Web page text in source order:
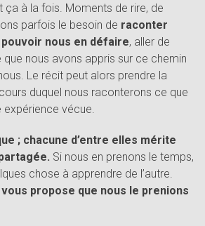
ça à la fois. Moments de rire, de
parfois le besoin de raconter
nous en défaire, aller de
que nous avons appris sur ce chemin
Le récit peut alors prendre la
duquel nous raconterons ce que
expérience vécue.
; chacune d’entre elles mérite
Si nous en prenons le temps,
chose à apprendre de l’autre.
propose que nous le prenions